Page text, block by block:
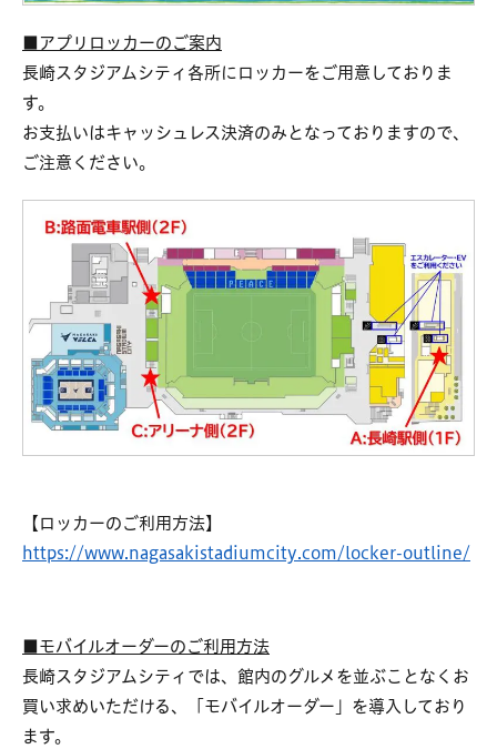
■アプリロッカーのご案内
長崎スタジアムシティ各所にロッカーをご用意しておりま
す。
お支払いはキャッシュレス決済のみとなっておりますので、
ご注意ください。
【ロッカーのご利用方法】
https://www.nagasakistadiumcity.com/locker-outline/
■モバイルオーダーのご利用方法
長崎スタジアムシティでは、館内のグルメを並ぶことなくお
買い求めいただける、「モバイルオーダー」を導入しており
ます。